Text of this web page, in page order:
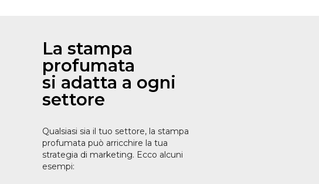
La stampa
profumata
si adatta a ogni
settore
Qualsiasi sia il tuo settore, la stampa
profumata può arricchire la tua
strategia di marketing. Ecco alcuni
esempi: